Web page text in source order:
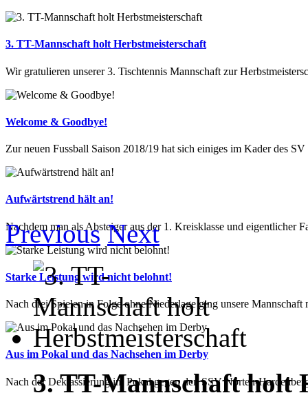
3. TT-Mannschaft holt Herbstmeisterschaft
Wir gratulieren unserer 3. Tischtennis Mannschaft zur
Welcome & Goodbye!
Zur neuen Fussball Saison 2018/19 hat sich einiges im Kader des
Aufwärtstrend hält an!
Nachdem man als Absteiger aus der 1. Kreisklasse und eigentlicher
Starke Leistung wird nicht belohnt!
Nach drei Spielen in Folge ohne Niederlage ging unsere Mannschaft
Aus im Pokal und das Nachsehen im Derby
Nach der Deklassierung im Pokal gegen den SSV Nörten-
Previous Next
3. TT-Mannschaft holt